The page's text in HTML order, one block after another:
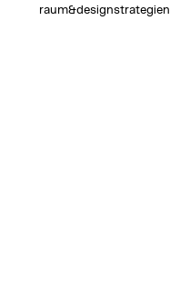
raum&designstrategien